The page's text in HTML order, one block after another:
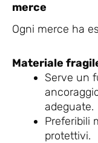
merce
Ogni merce ha
Materiale
Serve un
adeguate.
Preferibili
protettivi.